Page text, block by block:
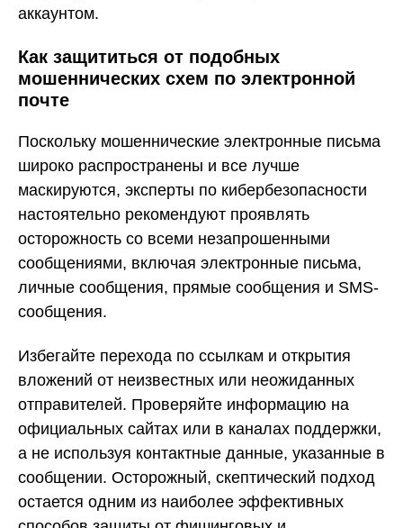
аккаунтом.
Как защититься от подобных
мошеннических схем по электронной
почте
Поскольку мошеннические электронные письма
широко распространены и все лучше
маскируются, эксперты по кибербезопасности
настоятельно рекомендуют проявлять
осторожность со всеми незапрошенными
сообщениями, включая электронные письма,
личные сообщения, прямые сообщения и SMS-
сообщения.
Избегайте перехода по ссылкам и открытия
вложений от неизвестных или неожиданных
отправителей. Проверяйте информацию на
официальных сайтах или в каналах поддержки,
а не используя контактные данные, указанные в
сообщении. Осторожный, скептический подход
остается одним из наиболее эффективных